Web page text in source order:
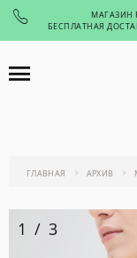
МАГАЗИН
БЕСПЛАТНАЯ
ГЛАВНАЯ АРХИВ
1 / 3